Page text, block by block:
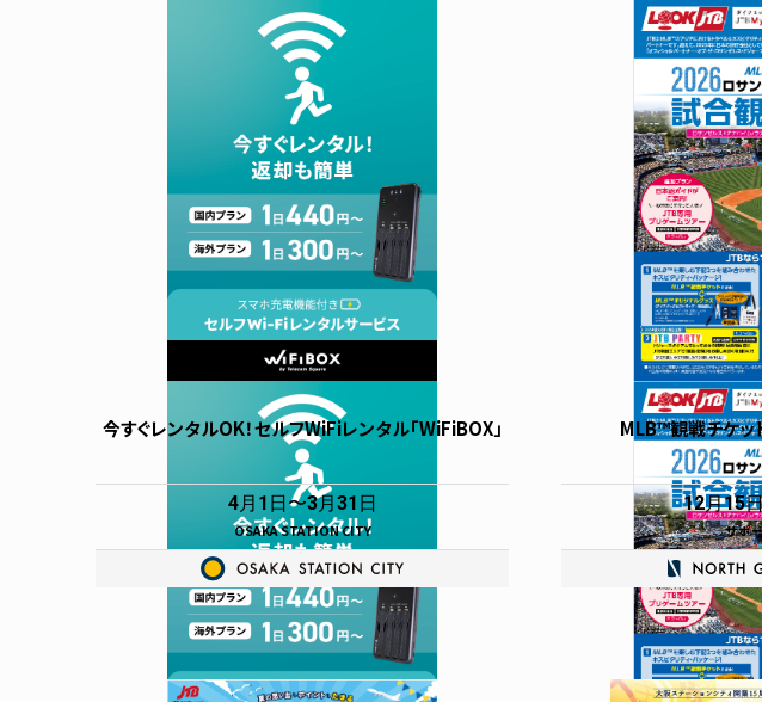
ショッピング
今すぐレンタルOK！セルフWiFiレンタル「WiFiBOX」
4月1日 3月31日
OSAKA STATION CITY
MLB™観戦チケッ
12月15
サポ